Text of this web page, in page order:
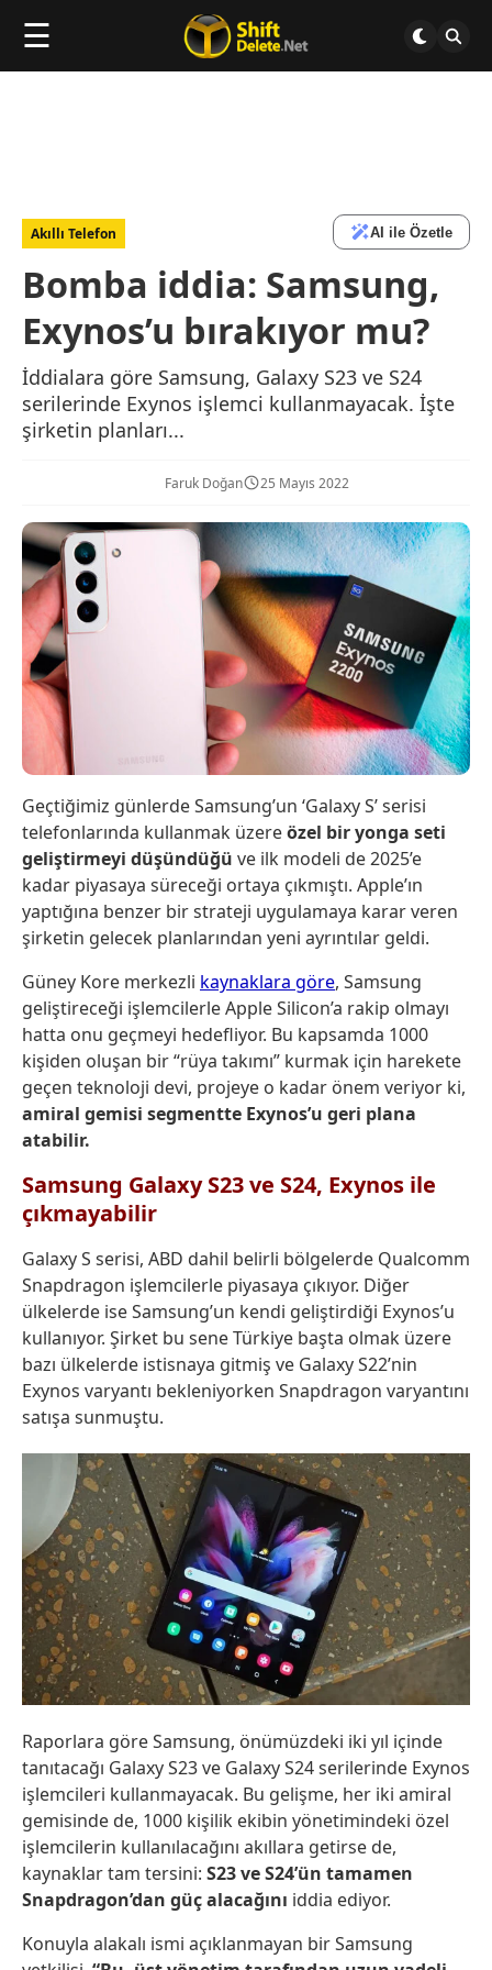
☰
Akıllı Telefon AI ile Özetle
Bomba iddia: Samsung,
Exynos’u bırakıyor mu?
İddialara göre Samsung, Galaxy S23 ve S24
serilerinde Exynos işlemci kullanmayacak. İşte
şirketin planları...
Faruk Doğan 25 Mayıs 2022
Geçtiğimiz günlerde Samsung’un ‘Galaxy S’ serisi
telefonlarında kullanmak üzereözel bir yonga seti
geliştirmeyi düşündüğü ve ilk modeli de 2025’e
kadar piyasaya süreceği ortaya çıkmıştı. Apple’ın
yaptığına benzer bir strateji uygulamaya karar veren
şirketin gelecek planlarından yeni ayrıntılar geldi.
Güney Kore merkezli kaynaklara göre, Samsung
geliştireceği işlemcilerle Apple Silicon’a rakip olmayı
hatta onu geçmeyi hedefliyor. Bu kapsamda 1000
kişiden oluşan bir “rüya takımı” kurmak için harekete
geçen teknoloji devi, projeye o kadar önem veriyor ki,
amiral gemisi segmentte Exynos’u geri plana
atabilir.
Samsung Galaxy S23 ve S24, Exynos ile
çıkmayabilir
Galaxy S serisi, ABD dahil belirli bölgelerde Qualcomm
Snapdragon işlemcilerle piyasaya çıkıyor. Diğer
ülkelerde ise Samsung’un kendi geliştirdiği Exynos’u
kullanıyor. Şirket bu sene Türkiye başta olmak üzere
bazı ülkelerde istisnaya gitmiş ve Galaxy S22’nin
Exynos varyantı bekleniyorken Snapdragon varyantını
satışa sunmuştu.
Raporlara göre Samsung, önümüzdeki iki yıl içinde
tanıtacağı Galaxy S23 ve Galaxy S24 serilerinde Exynos
işlemcileri kullanmayacak. Bu gelişme, her iki amiral
gemisinde de, 1000 kişilik ekibin yönetimindeki özel
işlemcilerin kullanılacağını akıllara getirse de,
kaynaklar tam tersini: S23 ve S24’ün tamamen
Snapdragon’dan güç alacağını iddia ediyor.
Konuyla alakalı ismi açıklanmayan bir Samsung